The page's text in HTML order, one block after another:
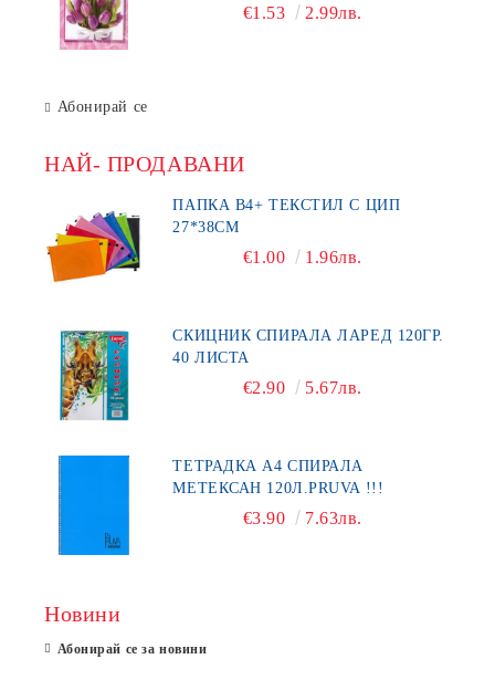
€1.53 2.99лв.
Абонирай се
НАЙ- ПРОДАВАНИ
ПАПКА В4+ ТЕКСТИЛ С ЦИП
27*38СМ
€1.00 1.96лв.
СКИЦНИК СПИРАЛА ЛАРЕД 120ГР.
40 ЛИСТА
€2.90 5.67лв.
ТЕТРАДКА А4 СПИРАЛА
МЕТЕКСАН 120Л.PRUVA !!!
€3.90 7.63лв.
Новини
Абонирай се за новини